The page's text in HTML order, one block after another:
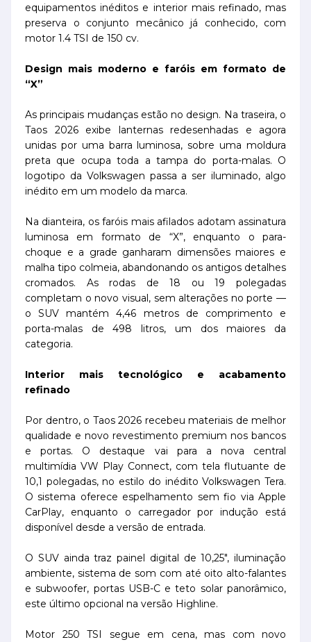
equipamentos inéditos e interior mais refinado, mas
preserva o conjunto mecânico já conhecido, com
motor 1.4 TSI de 150 cv.
Design mais moderno e faróis em formato de
“X”
As principais mudanças estão no design. Na traseira, o
Taos 2026 exibe lanternas redesenhadas e agora
unidas por uma barra luminosa, sobre uma moldura
preta que ocupa toda a tampa do porta-malas. O
logotipo da Volkswagen passa a ser iluminado, algo
inédito em um modelo da marca.
Na dianteira, os faróis mais afilados adotam assinatura
luminosa em formato de “X”, enquanto o para-
choque e a grade ganharam dimensões maiores e
malha tipo colmeia, abandonando os antigos detalhes
cromados. As rodas de 18 ou 19 polegadas
completam o novo visual, sem alterações no porte —
o SUV mantém 4,46 metros de comprimento e
porta-malas de 498 litros, um dos maiores da
categoria.
Interior mais tecnológico e acabamento
refinado
Por dentro, o Taos 2026 recebeu materiais de melhor
qualidade e novo revestimento premium nos bancos
e portas. O destaque vai para a nova central
multimídia VW Play Connect, com tela flutuante de
10,1 polegadas, no estilo do inédito Volkswagen Tera.
O sistema oferece espelhamento sem fio via Apple
CarPlay, enquanto o carregador por indução está
disponível desde a versão de entrada.
O SUV ainda traz painel digital de 10,25", iluminação
ambiente, sistema de som com até oito alto-falantes
e subwoofer, portas USB-C e teto solar panorâmico,
este último opcional na versão Highline.
Motor 250 TSI segue em cena, mas com novo